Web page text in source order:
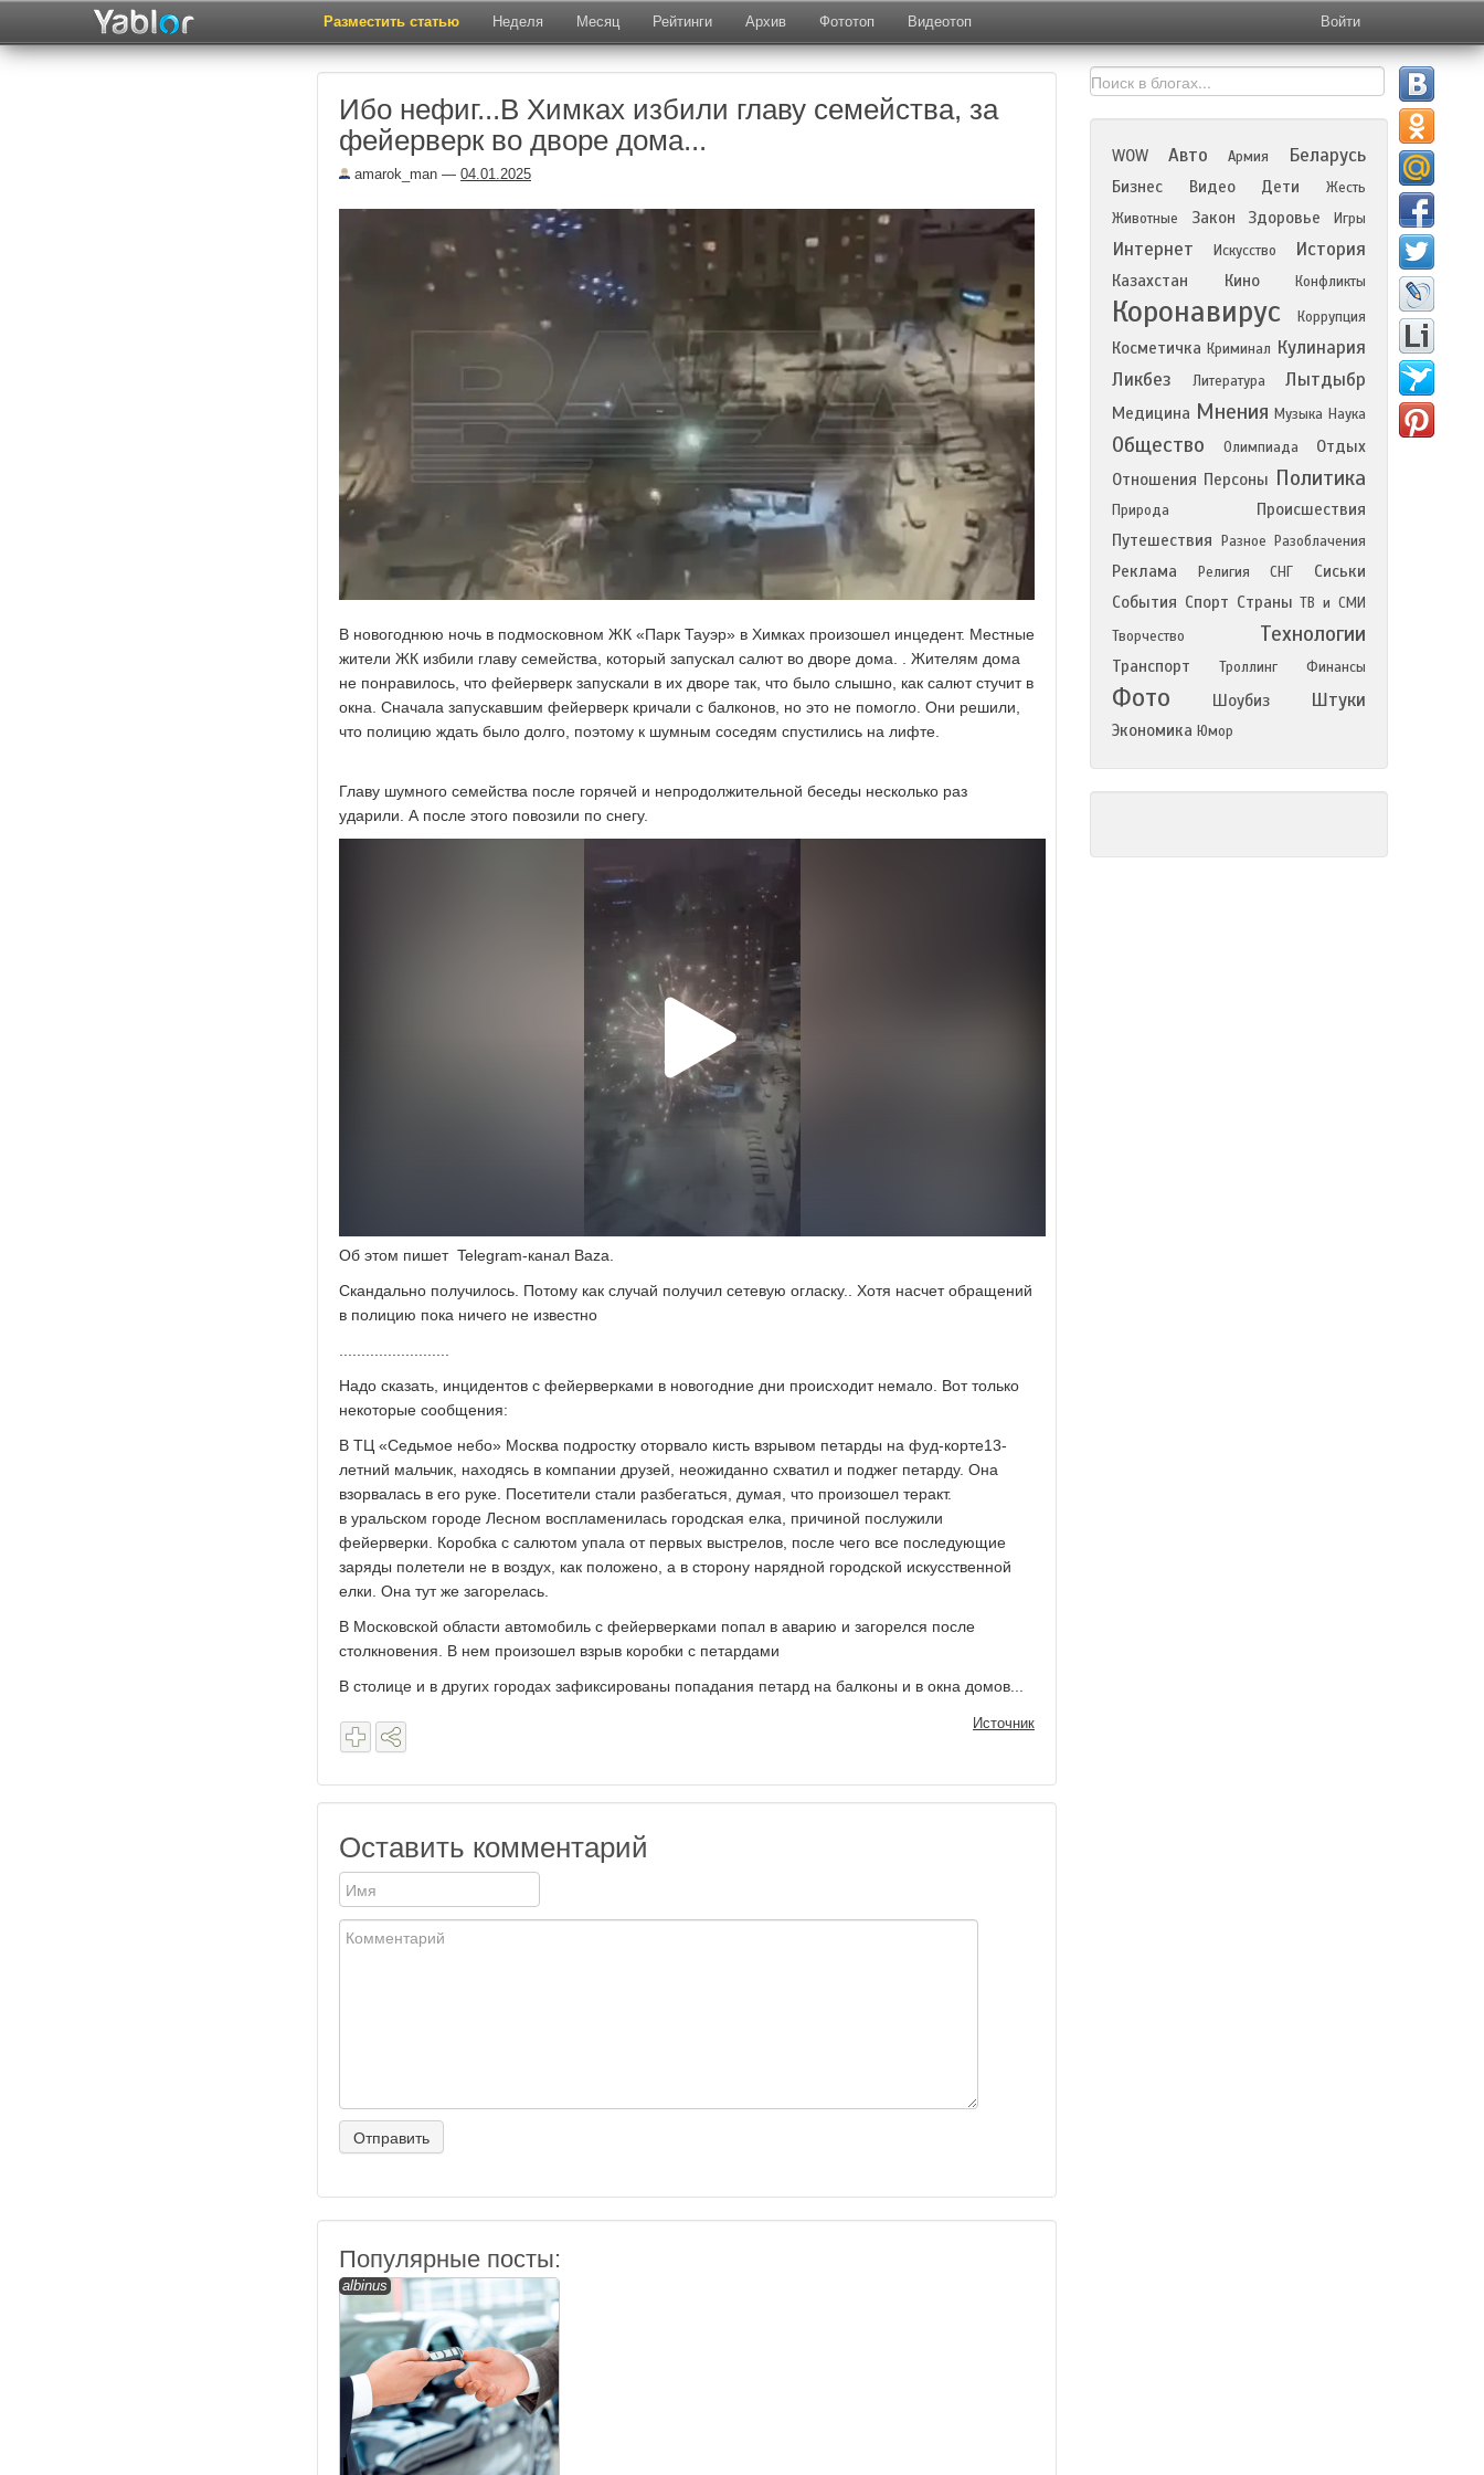
Разместить статью Неделя Месяц Рейтинги Архив Фототоп Видеотоп Войти
Ибо нефиг...В Химках избили главу семейства, за
фейерверк во дворе дома...
amarok_man — 04.01.2025
В новогоднюю ночь в подмосковном ЖК «Парк Тауэр» в Химках произошел инцедент. Местные
жители ЖК избили главу семейства, который запускал салют во дворе дома. . Жителям дома
не понравилось, что фейерверк запускали в их дворе так, что было слышно, как салют стучит в
окна. Сначала запускавшим фейерверк кричали с балконов, но это не помогло. Они решили,
что полицию ждать было долго, поэтому к шумным соседям спустились на лифте.
Главу шумного семейства после горячей и непродолжительной беседы несколько раз
ударили. А после этого повозили по снегу.
Об этом пишет Telegram-канал Baza.
Скандально получилось. Потому как случай получил сетевую огласку.. Хотя насчет обращений
в полицию пока ничего не известно
.........................
Надо сказать, инцидентов с фейерверками в новогодние дни происходит немало. Вот только
некоторые сообщения:
В ТЦ «Седьмое небо» Москва подростку оторвало кисть взрывом петарды на фуд-корте13-
летний мальчик, находясь в компании друзей, неожиданно схватил и поджег петарду. Она
взорвалась в его руке. Посетители стали разбегаться, думая, что произошел теракт.
в уральском городе Лесном воспламенилась городская елка, причиной послужили
фейерверки. Коробка с салютом упала от первых выстрелов, после чего все последующие
заряды полетели не в воздух, как положено, а в сторону нарядной городской искусственной
елки. Она тут же загорелась.
В Московской области автомобиль с фейерверками попал в аварию и загорелся после
столкновения. В нем произошел взрыв коробки с петардами
В столице и в других городах зафиксированы попадания петард на балконы и в окна домов...
Источник
Оставить комментарий
Популярные посты:
albinus
WOW Авто Армия Беларусь
Бизнес Видео Дети
Жесть
Животные
Закон Здоровье Игры
Интернет Искусство История
Казахстан Кино Конфликты
Коронавирус Коррупция
Косметичка Криминал Кулинария
Ликбез
Литература Лытдыбр
Медицина Мнения Музыка Наука
Общество Олимпиада
Отдых
Отношения Персоны Политика
Природа
Происшествия
Путешествия
Разное Разоблачения
Реклама Религия СНГ
Сиськи
События Спорт Страны ТВ и СМИ
Творчество
Технологии
Транспорт Троллинг Финансы
Фото Шоубиз Штуки
Экономика Юмор